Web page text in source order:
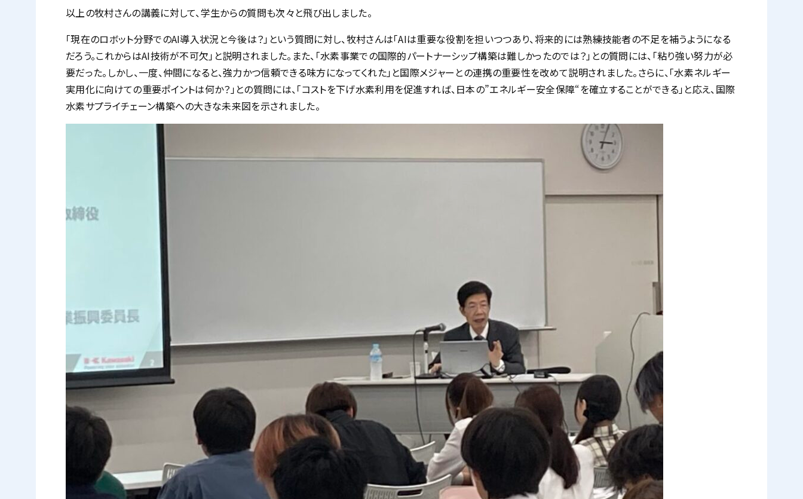
以上の牧村さんの講義に対して、学生からの質問も次々と飛び出しました。
「現在のロボット分野でのAI導入状況と今後は？」という質問に対し、牧村さんは「AIは重要な役割を担いつつあり、将来的には熟練技能者の不足を補うようになる
だろう。これからはAI技術が不可欠」と説明されました。また、「水素事業での国際的パートナーシップ構築は難しかったのでは？」との質問には、「粘り強い努力が必
要だった。しかし、一度、仲間になると、強力かつ信頼できる味方になってくれた」と国際メジャーとの連携の重要性を改めて説明されました。さらに、「水素ネルギー
実用化に向けての重要ポイントは何か？」との質問には、「コストを下げ水素利用を促進すれば、日本の”エネルギー安全保障“を確立することができる」と応え、国際
水素サプライチェーン構築への大きな未来図を示されました。